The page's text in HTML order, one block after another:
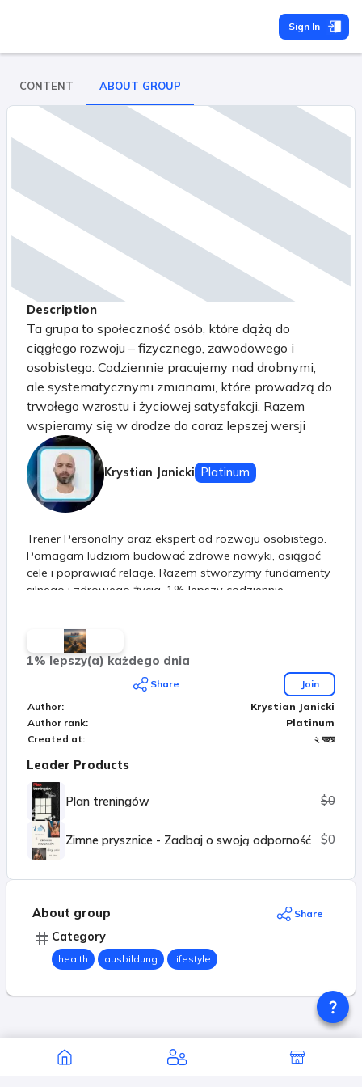
Sign In
CONTENT ABOUT GROUP
Description
Ta grupa to społeczność osób, które dążą do
ciągłego rozwoju – fizycznego, zawodowego i
osobistego. Codziennie pracujemy nad drobnymi,
ale systematycznymi zmianami, które prowadzą do
trwałego wzrostu i życiowej satysfakcji. Razem
wspieramy się w drodze do coraz lepszej wersji
siebie! Systematyczność to jest nasz klucz do
sukcesu. Nie ważne jakie tępo obierzesz. Ważne, że
kierujesz się do przodu. Razem przejdziemy przez
etapy w naszym życiu. Już nie jesteś sama / sam!
Krystian Janicki Platinum
Trener Personalny oraz ekspert od rozwoju osobistego.
Pomagam ludziom budować zdrowe nawyki, osiągać
cele i poprawiać relacje. Razem stworzymy fundamenty
silnego i zdrowego życia. 1% lepszy codziennie
1% lepszy(a) każdego dnia
Share
Join
Author:
Krystian Janicki
Author rank:
Platinum
Created at: ২ বছর
Leader Products
Plan treningów $0
Zimne prysznice - Zadbaj o swoją odporność $0
About group Share
Category
health ausbildung lifestyle